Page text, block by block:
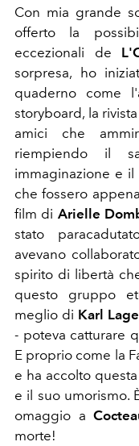
Con mia grande
offerto la
eccezionali de
sorpresa, ho
quaderno come
storyboard, la
amici che
riempiendo il
immaginazione e il
che fossero
film di Arielle
stato
avevano
spirito di libertà
questo gruppo
meglio di Karl
- poteva catturare
E proprio come la
e ha accolto
e il suo umorismo.
omaggio a
morte!